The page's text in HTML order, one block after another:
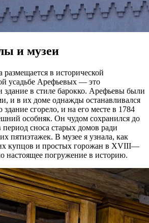
и музеи
размещается в исторической
усадьбе Арефьевых — это
здание в стиле барокко. Арефьевы были
и в их доме однажды останавливался
сгорело, и на его месте в 1784
особняк. Он чудом сохранился до
сноса старых домов ради
пятиэтажек. В музее я узнала, как
купцов и простых горожан в XVIII—
настоящее погружение в историю.